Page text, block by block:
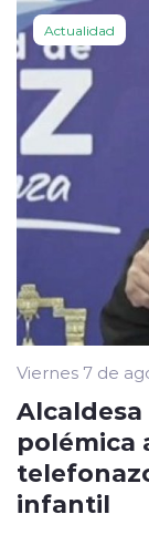
Actualidad
Viernes 7 de
polémica
infantil